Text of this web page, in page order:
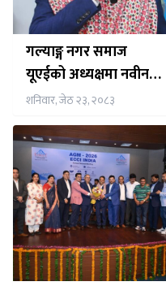
गल्याङ्ग नगर समाज
यूएईको अध्यक्षमा नवीन
न्यौपाने निर्विरोध निर्वाचित
शनिवार, जेठ २३, २०८३